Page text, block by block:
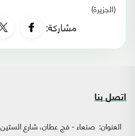
(الجزيرة)
مشاركة:
اتصل بنا
العنوان: صنعاء - فج عطان، شارع الستين